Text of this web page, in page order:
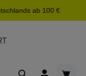
ab 100 €